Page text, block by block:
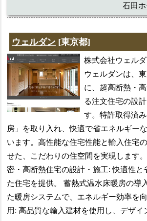
石田
ウェルダン [東京都]
株式会社ウェル
ウェルダンは、
に、超高断熱・
る注文住宅の設
す。特許取得済
房」を取り入れ、快適で省エネルギー
います。高性能な住宅性能と輸入住宅
せた、こだわりの住空間を実現します
密・高断熱住宅の設計・施工: 快適性と
た住宅を提供。 蓄熱式温水床暖房の導
た暖房システムで、エネルギー効率を
用: 高品質な輸入建材を使用し、デザイ